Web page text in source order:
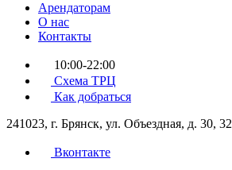
Арендаторам
О нас
Контакты
10:00-22:00
Схема ТРЦ
Как добраться
241023, г. Брянск, ул. Объездная, д. 30, 32
Вконтакте